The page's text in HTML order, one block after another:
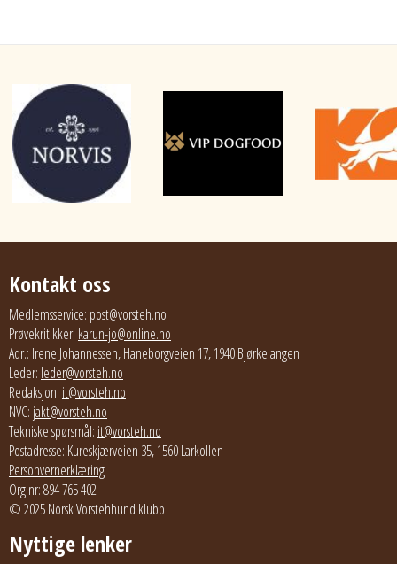
Kontakt oss
Medlemsservice: post@vorsteh.no
Prøvekritikker: karun-jo@online.no
Adr.: Irene Johannessen, Haneborgveien 17, 1940 Bjørkelangen
Leder: leder@vorsteh.no
Redaksjon: it@vorsteh.no
NVC: jakt@vorsteh.no
Tekniske spørsmål: it@vorsteh.no
Postadresse: Kureskjærveien 35, 1560 Larkollen
Personvernerklæring
Org.nr: 894 765 402
© 2025 Norsk Vorstehhund klubb
Nyttige lenker